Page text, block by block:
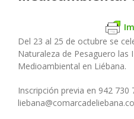
Del 23 al 25 de octubre se
Naturaleza de Pesaguero las
Medioambiental en Liébana.
Inscripción previa en 942 730